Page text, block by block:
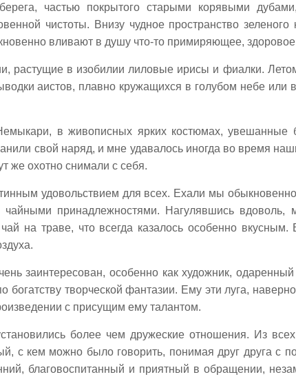
частью покрытого старыми корявыми
чистоты. Внизу чудное пространство зеленого
вливают в душу что-то примиряющее,
растущие в изобилии лиловые ирисы и фиалки.
аистов, плавно кружащихся в голубом небе или
в живописных ярких костюмах, увешанные
свой наряд, и мне удавалось иногда во время
же охотно снимали с себя.
удовольствием для всех. Ехали мы
принадлежностями. Нагулявшись вдоволь,
на траве, что всегда казалось особенно вкусным.
заинтересован, особенно как художник,
творческой фантазии. Ему эти луга,
с присущим ему талантом.
более чем дружеские отношения. Из всех
с кем можно было говорить, понимая друг друга с
благовоспитанный и приятный в обращении,